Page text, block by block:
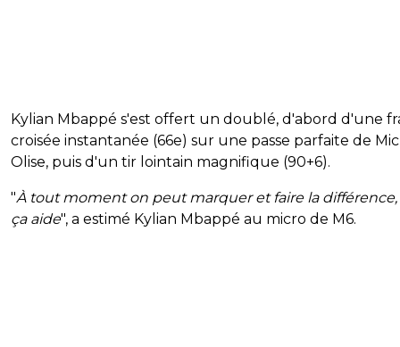
Kylian Mbappé s'est offert un doublé, d'abord d'une
croisée instantanée (66e) sur une passe parfaite de
Olise, puis d'un tir lointain magnifique (90+6).
"À tout moment on peut marquer et faire la
ça aide", a estimé Kylian Mbappé au micro de M6.